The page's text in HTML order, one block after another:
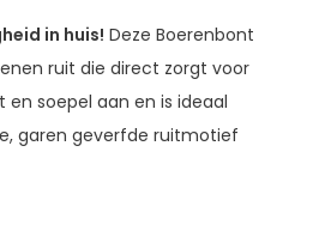
in huis! Deze Boerenbont
ruit die direct zorgt voor
soepel aan en is ideaal
garen geverfde ruitmotief